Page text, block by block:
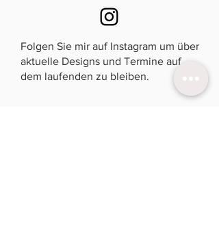
Folgen Sie mir auf Instagram um über
aktuelle Designs und Termine auf
dem laufenden zu bleiben.